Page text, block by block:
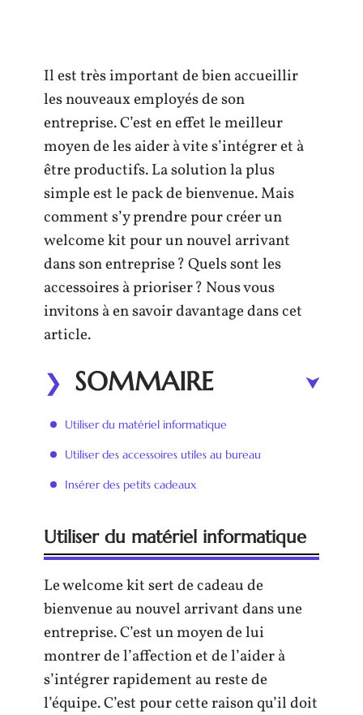
Il est très important de bien accueillir
les nouveaux employés de son
entreprise. C’est en effet le meilleur
moyen de les aider à vite s’intégrer et à
être productifs. La solution la plus
simple est le pack de bienvenue. Mais
comment s’y prendre pour créer un
welcome kit pour un nouvel arrivant
dans son entreprise ? Quels sont les
accessoires à prioriser ? Nous vous
invitons à en savoir davantage dans cet
article.
SOMMAIRE
Utiliser du matériel informatique
Utiliser des accessoires utiles au bureau
Insérer des petits cadeaux
Utiliser du matériel informatique
Le welcome kit sert de cadeau de
bienvenue au nouvel arrivant dans une
entreprise. C’est un moyen de lui
montrer de l’affection et de l’aider à
s’intégrer rapidement au reste de
l’équipe. C’est pour cette raison qu’il doit